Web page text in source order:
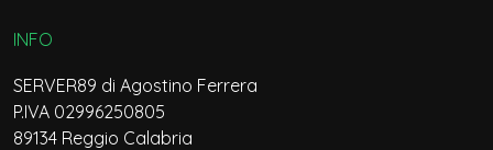
INFO
SERVER89 di Agostino Ferrera
P.IVA 02996250805
89134 Reggio Calabria